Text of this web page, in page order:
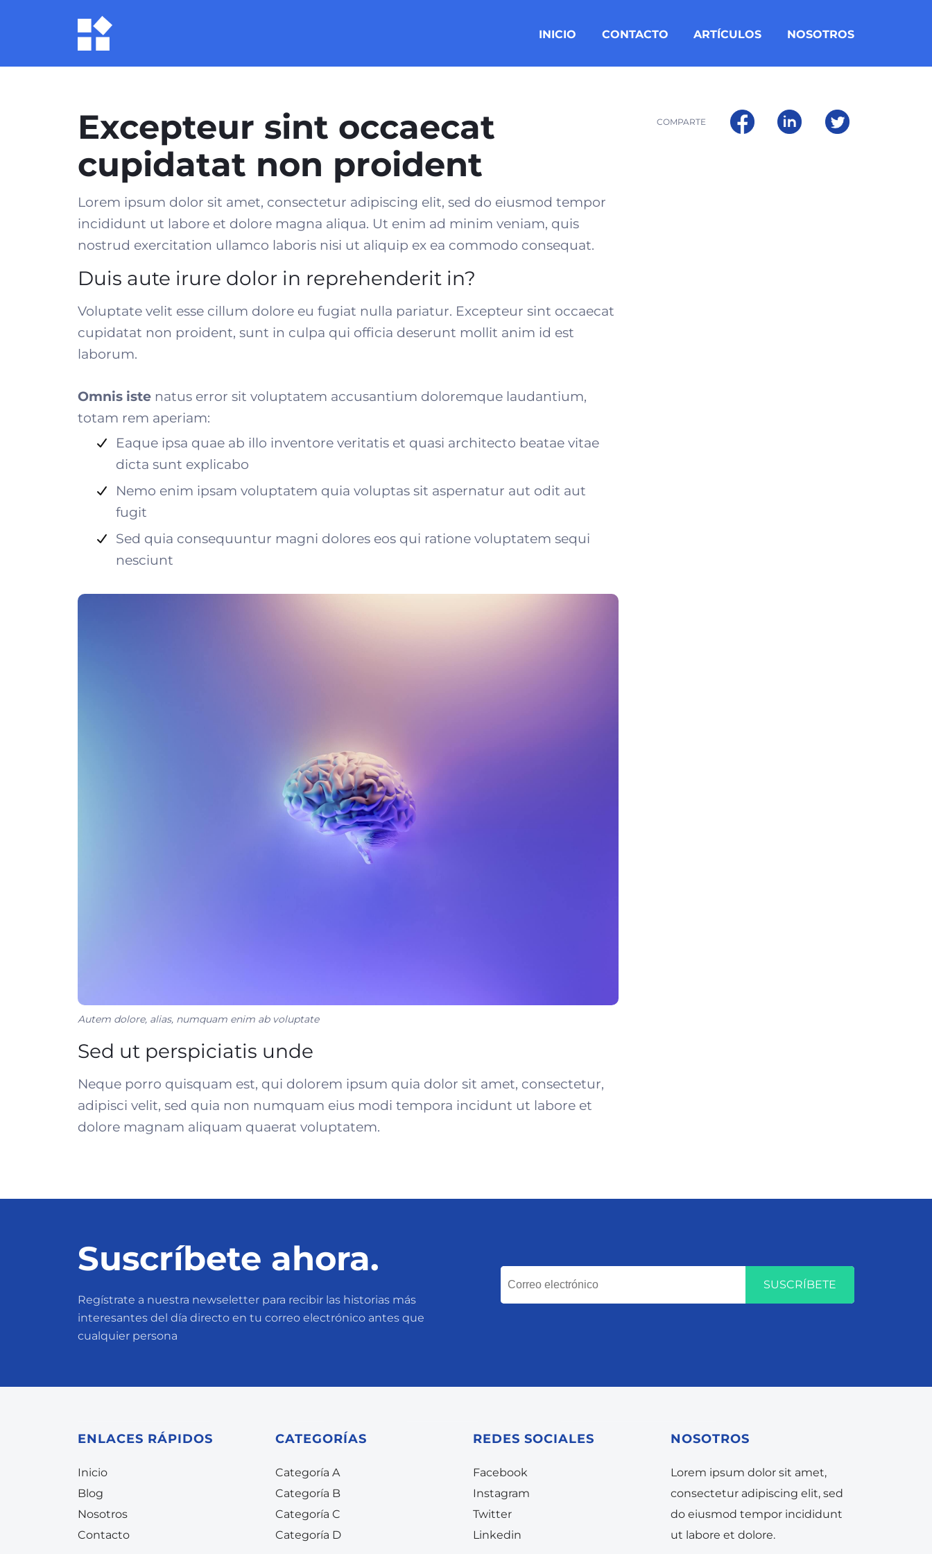
INICIO CONTACTO ARTÍCULOS NOSOTROS
Excepteur sint occaecat
cupidatat non proident
Lorem ipsum dolor sit amet, consectetur adipiscing elit, sed do eiusmod tempor
incididunt ut labore et dolore magna aliqua. Ut enim ad minim veniam, quis
nostrud exercitation ullamco laboris nisi ut aliquip ex ea commodo consequat.
Duis aute irure dolor in reprehenderit in?
Voluptate velit esse cillum dolore eu fugiat nulla pariatur. Excepteur sint occaecat
cupidatat non proident, sunt in culpa qui officia deserunt mollit anim id est
laborum.
Omnis iste natus error sit voluptatem accusantium doloremque laudantium,
totam rem aperiam:
Eaque ipsa quae ab illo inventore veritatis et quasi architecto beatae vitae
dicta sunt explicabo
Nemo enim ipsam voluptatem quia voluptas sit aspernatur aut odit aut
fugit
Sed quia consequuntur magni dolores eos qui ratione voluptatem sequi
nesciunt
Autem dolore, alias, numquam enim ab voluptate
Sed ut perspiciatis unde
Neque porro quisquam est, qui dolorem ipsum quia dolor sit amet, consectetur,
adipisci velit, sed quia non numquam eius modi tempora incidunt ut labore et
dolore magnam aliquam quaerat voluptatem.
COMPARTE
Suscríbete ahora.
Regístrate a nuestra newseletter para recibir las historias más
interesantes del día directo en tu correo electrónico antes que
cualquier persona
SUSCRÍBETE
ENLACES RÁPIDOS
Inicio
Blog
Nosotros
Contacto
CATEGORÍAS
Categoría A
Categoría B
Categoría C
Categoría D
REDES SOCIALES
Facebook
Instagram
Twitter
Linkedin
NOSOTROS
Lorem ipsum dolor sit amet,
consectetur adipiscing elit, sed
do eiusmod tempor incididunt
ut labore et dolore.